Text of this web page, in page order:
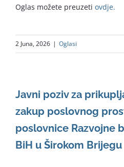
Oglas možete preuzeti ovdje.
2 Juna, 2026 | Oglasi
Javni poziv za
zakup poslovnog
poslovnice Razvojne
BiH u Širokom Brijegu